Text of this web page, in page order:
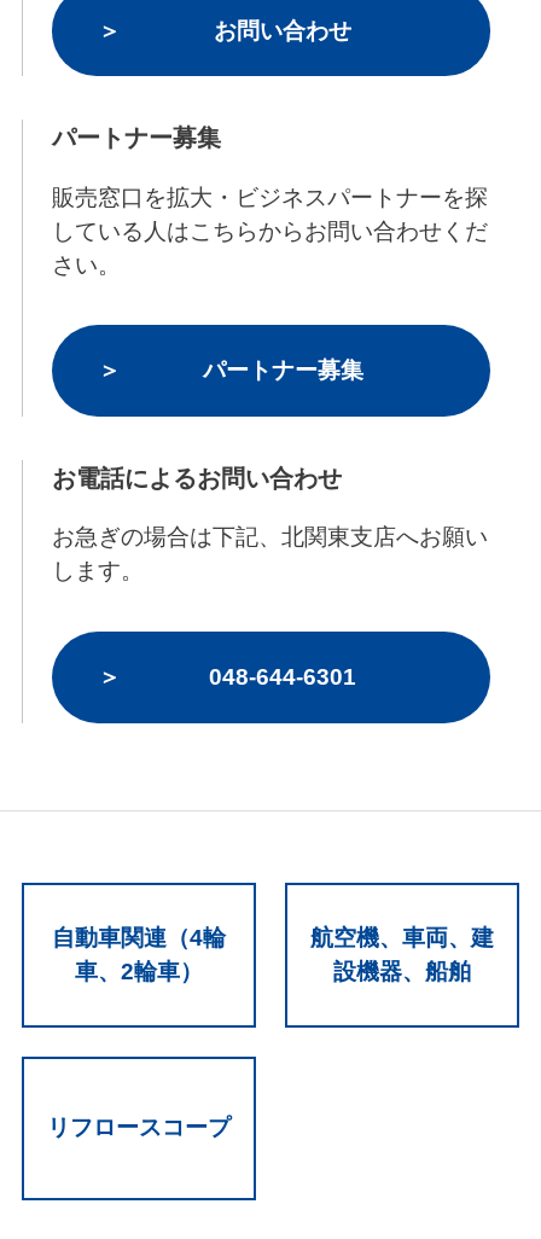
お問い合わせ
パートナー募集
販売窓口を拡大・ビジネスパートナーを探
している人はこちらからお問い合わせくだ
さい。
パートナー募集
お電話によるお問い合わせ
お急ぎの場合は下記、北関東支店へお願い
します。
048-644-6301
自動車関連（4輪
車、2輪車）
航空機、車両、建
設機器、船舶
リフロースコープ